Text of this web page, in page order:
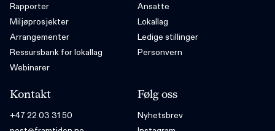
Rapporter
Miljøprosjekter
Arrangementer
Ressursbank for lokallag
Webinarer
Ansatte
Lokallag
Ledige stillinger
Personvern
Kontakt
+47 22 03 31 50
Følg oss
Nyhetsbrev